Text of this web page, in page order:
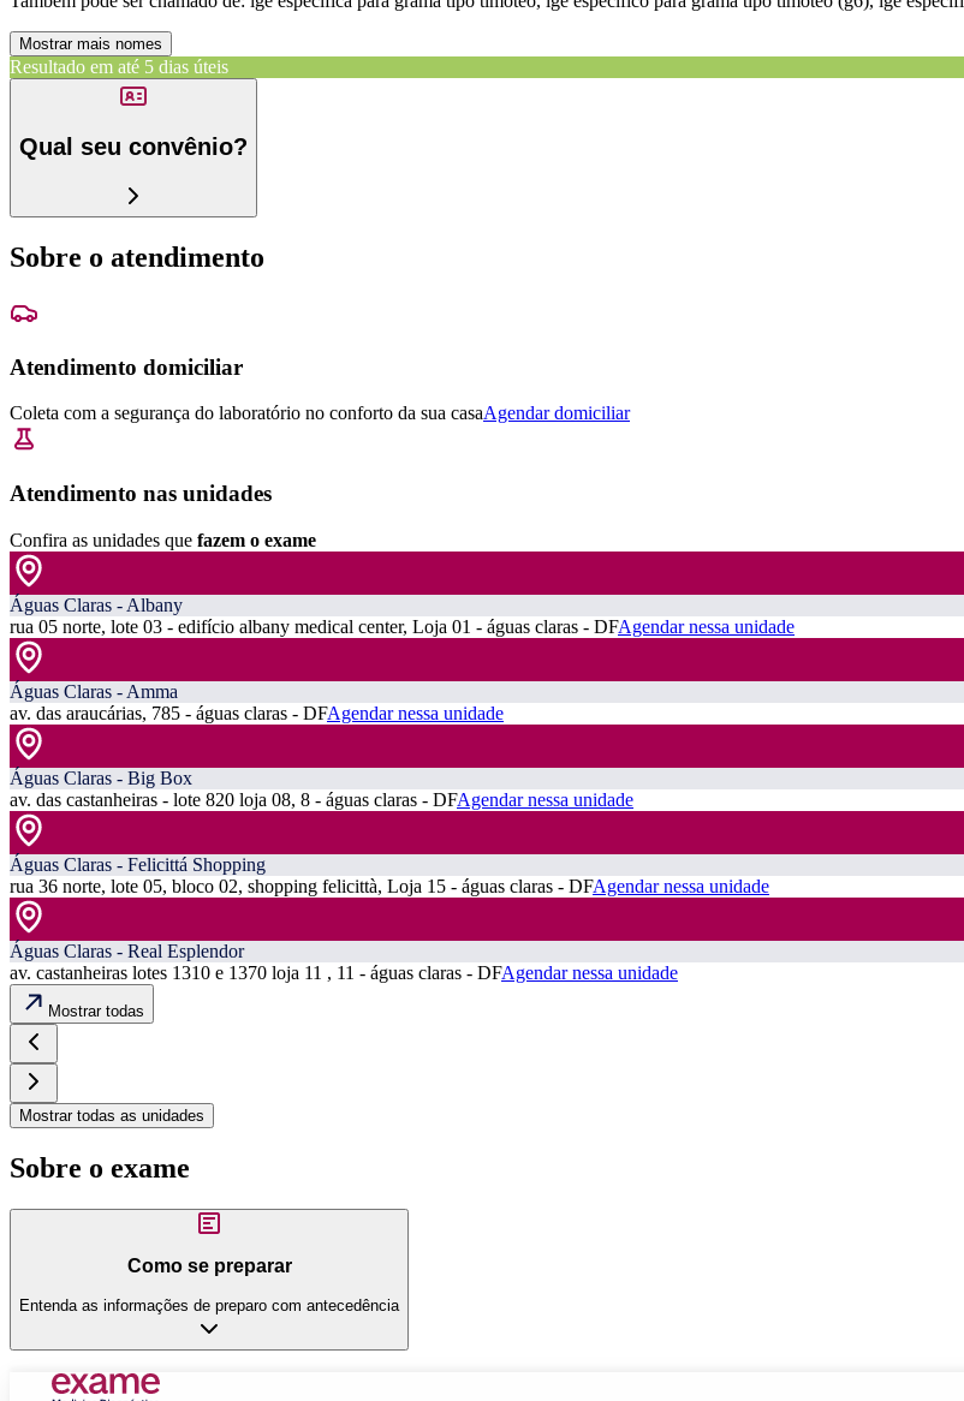
Mostrar mais nomes
Resultado em até 5 dias úteis
Qual seu convênio?
Sobre o atendimento
Atendimento domiciliar
Coleta com a segurança do laboratório no conforto da sua casaAgendar domiciliar
Atendimento nas unidades
Confira as unidades que fazem o exame
Águas Claras - Albany
rua 05 norte, lote 03 - edifício albany medical center, Loja 01 - águas claras - DFAgendar nessa unidade
Águas Claras - Amma
av. das araucárias, 785 - águas claras - DFAgendar nessa unidade
Águas Claras - Big Box
av. das castanheiras - lote 820 loja 08, 8 - águas claras - DFAgendar nessa unidade
Águas Claras - Felicittá Shopping
rua 36 norte, lote 05, bloco 02, shopping felicittà, Loja 15 - águas claras - DFAgendar nessa unidade
Águas Claras - Real Esplendor
av. castanheiras lotes 1310 e 1370 loja 11 , 11 - águas claras - DFAgendar nessa unidade
Mostrar todas
Mostrar todas as unidades
Sobre o exame
Como se preparar
Entenda as informações de preparo com antecedência